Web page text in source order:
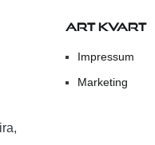
ART KVART
Impressum
Marketing